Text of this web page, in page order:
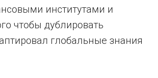
институтами и
чтобы дублировать
глобальные знания